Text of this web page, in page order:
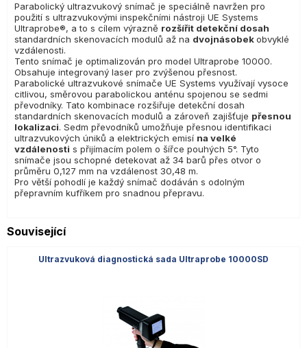
Parabolický ultrazvukový snímač je speciálně navržen pro
použití s ultrazvukovými inspekčními nástroji UE Systems
Ultraprobe®, a to s cílem výrazně rozšířit detekční dosah
standardních skenovacích modulů až na dvojnásobekobvyklé
vzdálenosti.
Tento snímač je optimalizován pro model Ultraprobe 10000.
Obsahuje integrovaný laser pro zvýšenou přesnost.
Parabolické ultrazvukové snímače UE Systems využívají vysoce
citlivou, směrovou parabolickou anténu spojenou se sedmi
převodníky. Tato kombinace rozšiřuje detekční dosah
standardních skenovacích modulů a zároveň zajišťuje přesnou
lokalizaci. Sedm převodníků umožňuje přesnou identifikaci
ultrazvukových úniků a elektrických emisí na velké
vzdálenosti s přijímacím polem o šířce pouhých 5°. Tyto
snímače jsou schopné detekovat až 34 barů přes otvor o
průměru 0,127 mm na vzdálenost 30,48 m.
Pro větší pohodlí je každý snímač dodáván s odolným
přepravním kufříkem pro snadnou přepravu.
Související
Ultrazvuková diagnostická sada Ultraprobe 10000SD